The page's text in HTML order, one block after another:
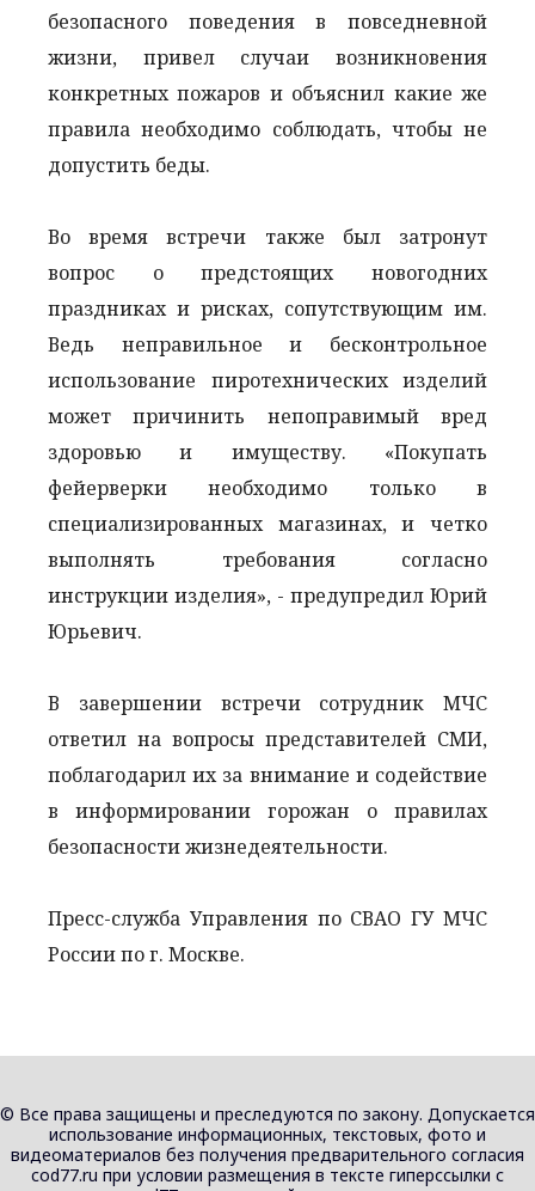
безопасного поведения в повседневной
жизни, привел случаи возникновения
конкретных пожаров и объяснил какие же
правила необходимо соблюдать, чтобы не
допустить беды.
Во время встречи также был затронут
вопрос о предстоящих новогодних
праздниках и рисках, сопутствующим им.
Ведь неправильное и бесконтрольное
использование пиротехнических изделий
может причинить непоправимый вред
здоровью и имуществу. «Покупать
фейерверки необходимо только в
специализированных магазинах, и четко
выполнять требования согласно
инструкции изделия», - предупредил Юрий
Юрьевич.
В завершении встречи сотрудник МЧС
ответил на вопросы представителей СМИ,
поблагодарил их за внимание и содействие
в информировании горожан о правилах
безопасности жизнедеятельности.
Пресс-служба Управления по СВАО ГУ МЧС
России по г. Москве.
© Все права защищены и преследуются по закону. Допускается
использование информационных, текстовых, фото и
видеоматериалов без получения предварительного согласия
cod77.ru при условии размещения в тексте гиперссылки с